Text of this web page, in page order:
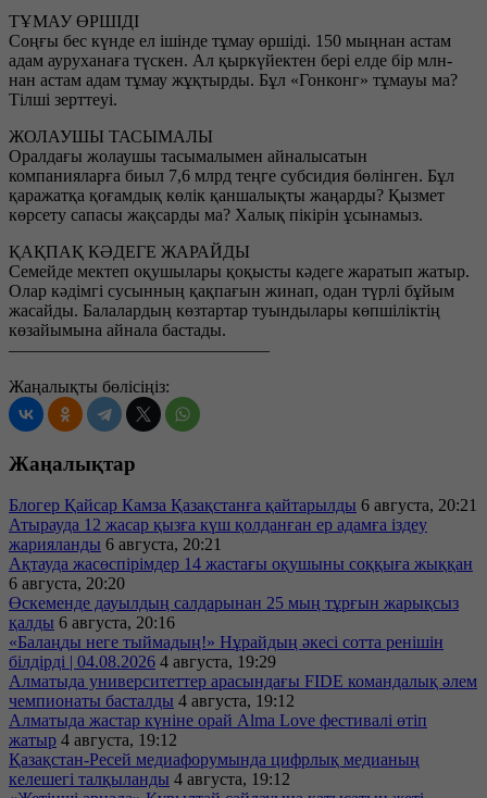
ТҰМАУ ӨРШІДІ
Соңғы бес күнде ел ішінде тұмау өршіді. 150 мыңнан астам
адам ауруханаға түскен. Ал қыркүйектен бері елде бір млн-
нан астам адам тұмау жұқтырды. Бұл «Гонконг» тұмауы ма?
Тілші зерттеуі.
ЖОЛАУШЫ ТАСЫМАЛЫ
Оралдағы жолаушы тасымалымен айналысатын
компанияларға биыл 7,6 млрд теңге субсидия бөлінген. Бұл
қаражатқа қоғамдық көлік қаншалықты жаңарды? Қызмет
көрсету сапасы жақсарды ма? Халық пікірін ұсынамыз.
ҚАҚПАҚ КӘДЕГЕ ЖАРАЙДЫ
Семейде мектеп оқушылары қоқысты кәдеге жаратып жатыр.
Олар кәдімгі сусынның қақпағын жинап, одан түрлі бұйым
жасайды. Балалардың көзтартар туындылары көпшіліктің
көзайымына айнала бастады.
———————————————
Жаңалықты бөлісіңіз:
Жаңалықтар
Блогер Қайсар Камза Қазақстанға қайтарылды 6 августа, 20:21
Атырауда 12 жасар қызға күш қолданған ер адамға іздеу
жарияланды 6 августа, 20:21
Ақтауда жасөспірімдер 14 жастағы оқушыны соққыға жыққан
6 августа, 20:20
Өскеменде дауылдың салдарынан 25 мың тұрғын жарықсыз
қалды 6 августа, 20:16
«Балаңды неге тыймадың!» Нұрайдың әкесі сотта ренішін
білдірді | 04.08.2026 4 августа, 19:29
Алматыда университеттер арасындағы FIDE командалық әлем
чемпионаты басталды 4 августа, 19:12
Алматыда жастар күніне орай Alma Love фестивалі өтіп
жатыр 4 августа, 19:12
Қазақстан-Ресей медиафорумында цифрлық медианың
келешегі талқыланды 4 августа, 19:12